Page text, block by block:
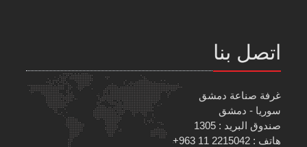
اتصل بنا
غرفة صناعة دمشق
سوريا - دمشق
صندوق البريد : 1305
هاتف : 2215042 11 963+